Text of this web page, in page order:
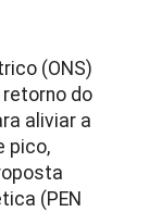
(ONS)
do
aliviar a
pico,
(PEN